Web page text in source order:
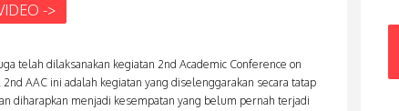
->
telah dilaksanakan kegiatan 2nd Academic Conference on
AAC ini adalah kegiatan yang diselenggarakan secara tatap
diharapkan menjadi kesempatan yang belum pernah terjadi